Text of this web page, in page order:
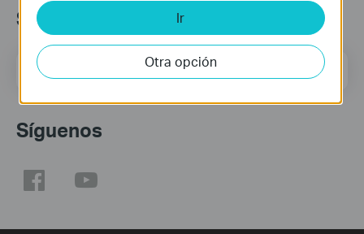
Subscription
Dirección de correo Regístrate
Síguenos
Ir
Otra opción